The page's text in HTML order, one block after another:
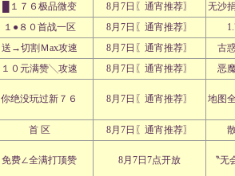
█１７６极品微变 8月7日〖通宵推荐〗
无沙
１●８０首战一区 8月7日〖通宵推荐〗
送→切割Ｍax攻速 8月7日〖通宵推荐〗
古
１０元满赞╲攻速 8月7日〖通宵推荐〗 恶
你绝没玩过新７６ 8月7日〖通宵推荐〗 地图
首 区 8月7日〖通宵推荐〗
免费∠全满打顶赞 8月7日7点开放 〝